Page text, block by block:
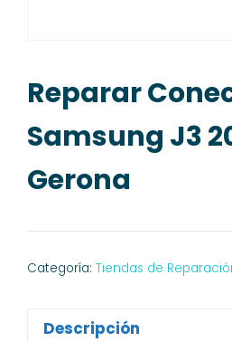
Reparar
Samsung J3
Gerona
Categoría: Tiendas de
Descripción